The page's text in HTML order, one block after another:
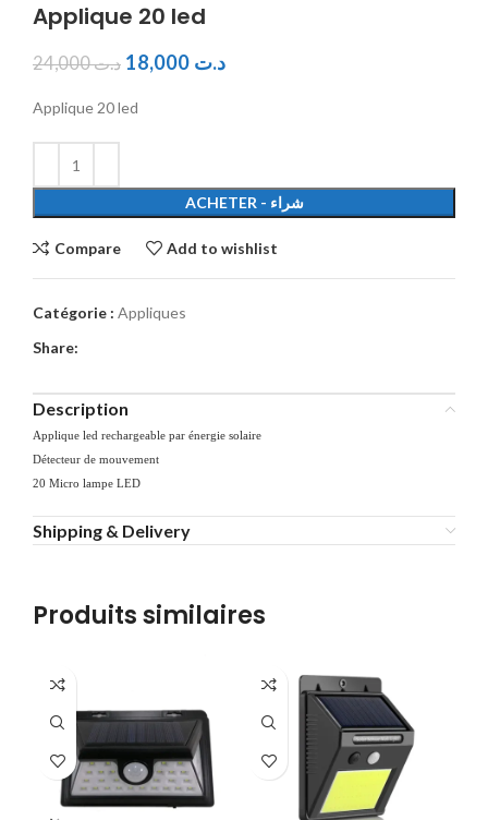
Applique 20 led
د.ت24,000 د.ت
Applique 20 led
ACHETER - شراء
Compare Add to wishlist
Catégorie : Appliques
Share:
Description
Applique led rechargeable par énergie solaire
Détecteur de mouvement
20 Micro lampe LED
Shipping & Delivery
Produits similaires